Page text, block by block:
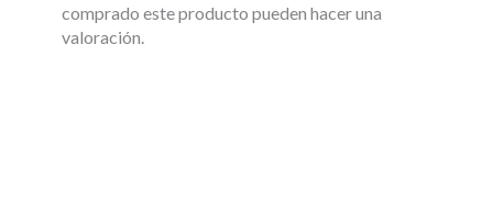
comprado este producto pueden hacer una
valoración.